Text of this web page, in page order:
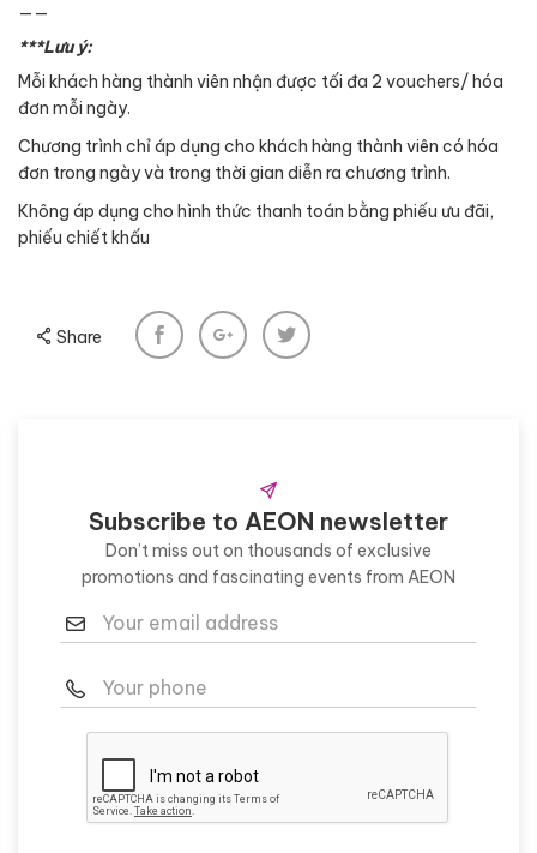
——
***Lưu ý:
Mỗi khách hàng thành viên nhận được tối đa 2 vouchers/ hóa
đơn mỗi ngày.
Chương trình chỉ áp dụng cho khách hàng thành viên có hóa
đơn trong ngày và trong thời gian diễn ra chương trình.
Không áp dụng cho hình thức thanh toán bằng phiếu ưu đãi,
phiếu chiết khấu
Share
Subscribe to AEON newsletter
Don’t miss out on thousands of exclusive
promotions and fascinating events from AEON